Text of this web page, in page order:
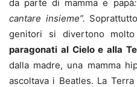
da parte di mamma e papà
cantare insieme”.
genitori si divertono
paragonati al Cielo e alla
dalla madre, una mamma
ascoltava i Beatles. La